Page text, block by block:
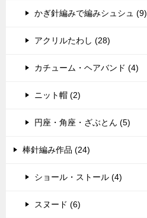
かぎ針編みで編みシュシュ (9)
アクリルたわし (28)
カチューム・ヘアバンド (4)
ニット帽 (2)
円座・角座・ざぶとん (5)
棒針編み作品 (24)
ショール・ストール (4)
スヌード (6)